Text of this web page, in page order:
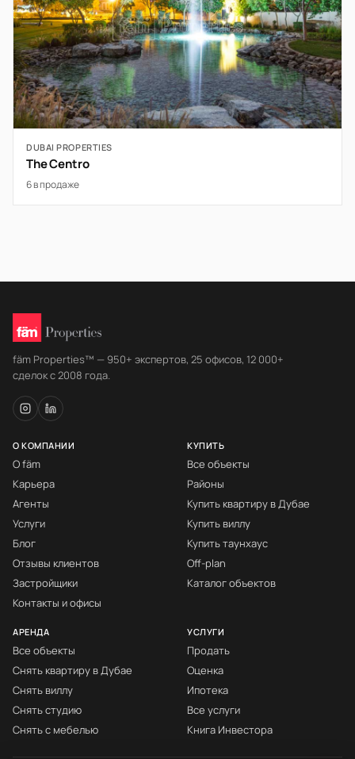
DUBAI PROPERTIES
The Centro
6 в продаже
fäm Properties™ — 950+ экспертов, 25 офисов, 12 000+
сделок с 2008 года.
О КОМПАНИИ
О fäm
Карьера
Агенты
Услуги
Блог
Отзывы клиентов
Застройщики
Контакты и офисы
КУПИТЬ
Все объекты
Районы
Купить квартиру в Дубае
Купить виллу
Купить таунхаус
Off-plan
Каталог объектов
АРЕНДА
Все объекты
Снять квартиру в Дубае
Снять виллу
Снять студию
Снять с мебелью
УСЛУГИ
Продать
Оценка
Ипотека
Все услуги
Книга Инвестора